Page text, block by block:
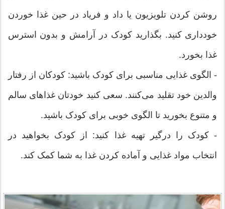
روشن کردن تلویزیون یا داد و فریاد در حین غذا خوردن
خودداری کنید. بگذارید کودک در آرامش و بدون استرس
غذا بخورد.
- الگوی غذایی مناسبی برای کودک باشید: کودکان از رفتار
والدین خود تقليد می‌کنند. سعی کنید خودتان غذاهای سالم
و متنوع بخورید تا الگوی خوبی برای کودک باشید.
- کودک را درگیر تهیه غذا کنید: از کودک بخواهید در
انتخاب مواد غذایی و آماده کردن غذا به شما کمک کند.